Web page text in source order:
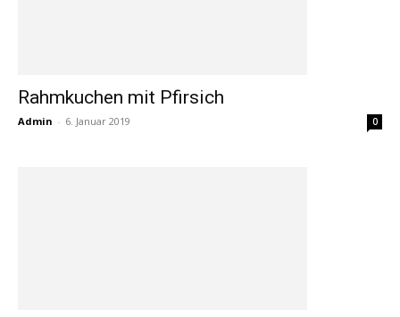
Rahmkuchen mit Pfirsich
Admin - 6. Januar 2019 0